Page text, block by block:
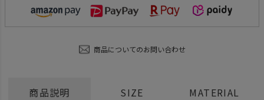
商品についてのお問い合わせ
商品説明 SIZE MATERIAL